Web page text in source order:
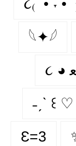
૮₍ ´• ˕ •`
𓆩✦𓆪
˗ˏˋ ꒰ ♡
Ɛ=3